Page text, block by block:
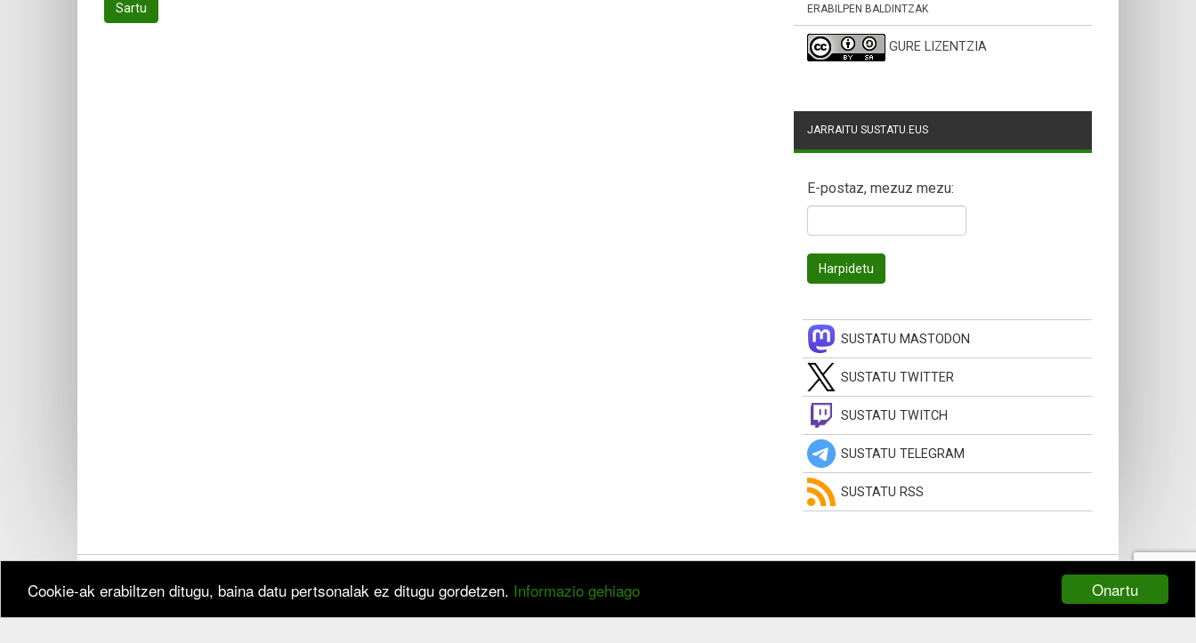
Onartu
Cookie-ak erabiltzen ditugu, baina datu pertsonalak ez ditugu gordetzen. Informazio gehiago
Sartu ERABILPEN BALDINTZAK
GURE LIZENTZIA
JARRAITU SUSTATU.EUS
E-postaz, mezuz mezu:
SUSTATU MASTODON
SUSTATU TWITTER
SUSTATU TWITCH
SUSTATU TELEGRAM
SUSTATU RSS